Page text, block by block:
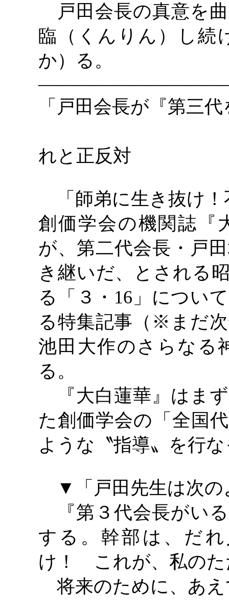
戸田会長の真意を
臨（くんりん）し続
か）る。
「戸田会長が『第三
れと正反対
「師弟に生き抜け！
創価学会の機関誌『
が、第二代会長・戸
き継いだ、とされる
る「３・ 16」につい
る特集記事（※まだ
池田大作のさらなる
る。
『大白蓮華』はま
た創価学会の「全国
ような〝指導〟を行
▼「戸田先生は次
『第３代会長がい
する。幹部は、だ
け！ これが、私のた
将来のために、あえ